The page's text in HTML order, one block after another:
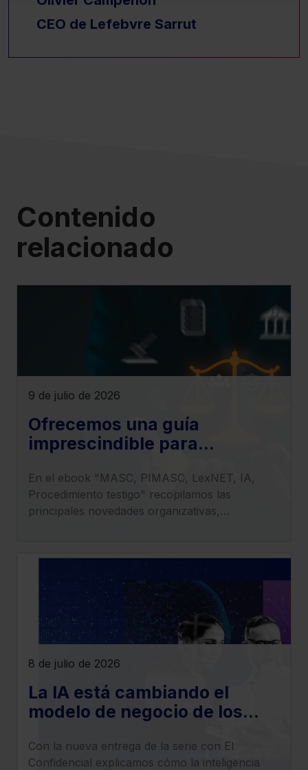
seleccionar solo aquellas que quieras permitir en tu
CEO de Lefebvre Sarrut
Contenido
relacionado
9 de julio de 2026
Ofrecemos una guía
imprescindible para
1/2025 en la transformación
del sistema judicial
En el ebook "MASC, PIMASC, LexNET, IA,
Procedimiento testigo" recopilamos las
principales novedades organizativas,
8 de julio de 2026
La IA está cambiando el
modelo de negocio de los
era del ‘superabogado’
Con la nueva entrega de la serie con El
Confidencial explicamos cómo la inteligencia